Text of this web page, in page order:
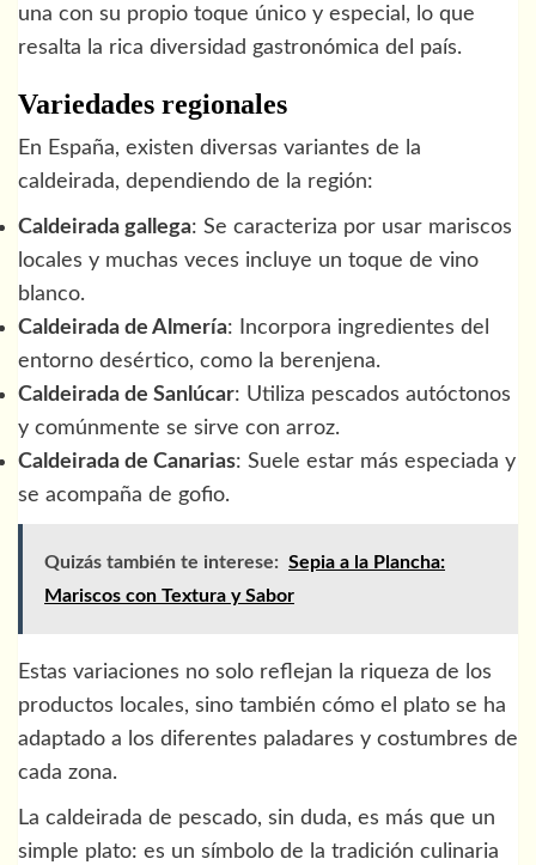
una con su propio toque único y especial, lo que
resalta la rica diversidad gastronómica del país.
Variedades regionales
En España, existen diversas variantes de la
caldeirada, dependiendo de la región:
Caldeirada gallega: Se caracteriza por usar mariscos
locales y muchas veces incluye un toque de vino
blanco.
Caldeirada de Almería: Incorpora ingredientes del
entorno desértico, como la berenjena.
Caldeirada de Sanlúcar: Utiliza pescados autóctonos
y comúnmente se sirve con arroz.
Caldeirada de Canarias: Suele estar más especiada y
se acompaña de gofio.
Quizás también te interese: Sepia a la Plancha:
Mariscos con Textura y Sabor
Estas variaciones no solo reflejan la riqueza de los
productos locales, sino también cómo el plato se ha
adaptado a los diferentes paladares y costumbres de
cada zona.
La caldeirada de pescado, sin duda, es más que un
simple plato: es un símbolo de la tradición culinaria